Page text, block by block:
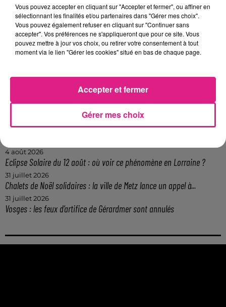
FIL ACTUS
7 août 2026
Lorraine : une journée pas comme les autres au Parc animalier de...
Casting de Woof : l'Euro-Métropole de Metz part à la recherche de...
4 août 2026
Officiel : Gauthier Hein quitte le FC Metz pour l'OGC Nice
4 août 2026
4 août 2026
Eclipse Solaire du 12 août : où voir ce phénomène en Lorraine ?
31 juillet 2026
Chalets de Noël solidaires : la ville de Metz lance un appel à...
31 juillet 2026
Vosges : les feux d’artifice de Gérardmer sont annulés
Vous pouvez accepter en cliquant sur "Accepter et fermer", ou affiner en
sélectionnant les finalités et/ou partenaires dans "Gérer mes choix".
Vous pouvez également refuser en cliquant sur "Continuer sans
accepter". Vos préférences ne s'appliqueront que pour ce site. Vous
pouvez mettre à jour vos choix, ou retirer votre consentement à tout
moment via le lien "Gérer les cookies" situé en bas de chaque page.
Gérer mes choix
Accepter et fermer